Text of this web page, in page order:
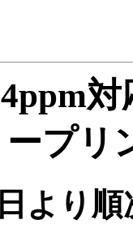
ープリ
より